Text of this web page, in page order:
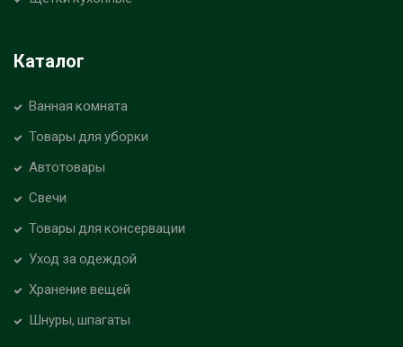
Каталог
Ванная комната
Товары для уборки
Автотовары
Свечи
Товары для консервации
Уход за одеждой
Хранение вещей
Шнуры, шпагаты